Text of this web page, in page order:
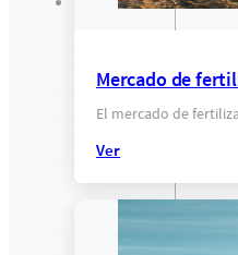
Mercado de
El mercado de
Ver